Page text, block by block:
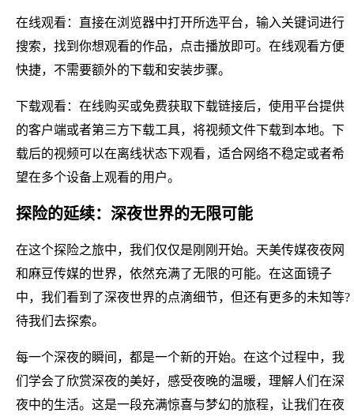
在线观看：直接在浏览器中打开所选平台，输入关键词进行
搜索，找到你想观看的作品，点击播放即可。在线观看方便
快捷，不需要额外的下载和安装步骤。
下载观看：在线购买或免费获取下载链接后，使用平台提供
的客户端或者第三方下载工具，将视频文件下载到本地。下
载后的视频可以在离线状态下观看，适合网络不稳定或者希
望在多个设备上观看的用户。
探险的延续：深夜世界的无限可能
在这个探险之旅中，我们仅仅是刚刚开始。天美传媒夜夜网
和麻豆传媒的世界，依然充满了无限的可能。在这面镜子
中，我们看到了深夜世界的点滴细节，但还有更多的未知等?
待我们去探索。
每一个深夜的瞬间，都是一个新的开始。在这个过程中，我
们学会了欣赏深夜的美好，感受夜晚的温暖，理解人们在深
夜中的生活。这是一段充满惊喜与梦幻的旅程，让我们在夜